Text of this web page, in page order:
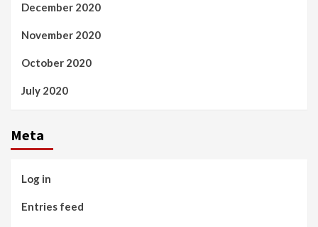
December 2020
November 2020
October 2020
July 2020
Meta
Log in
Entries feed